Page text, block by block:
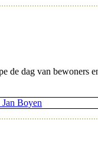
de dag van bewoners